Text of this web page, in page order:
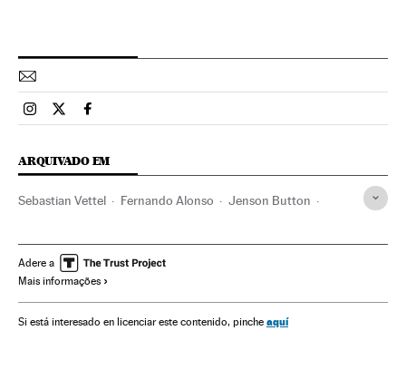
Esportes El País Brasil en Instagram
Esportes El País Brasil en Twitter
Esportes El País Brasil en Facebook
ARQUIVADO EM
Sebastian Vettel Fernando Alonso Jenson Button
Automobilismo Esportes motor
Adere a
Mais informações
Si está interesado en licenciar este contenido, pinche aquí